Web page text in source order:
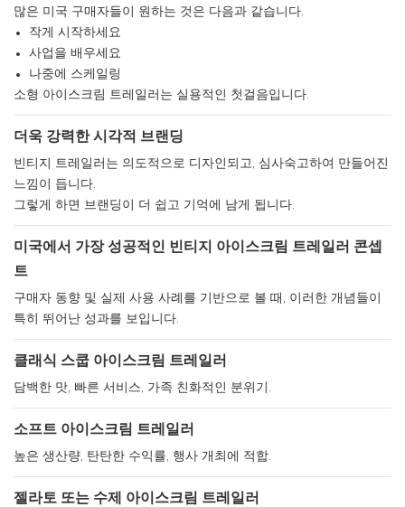
많은 미국 구매자들이 원하는 것은 다음과 같습니다.
작게 시작하세요
사업을 배우세요
나중에 스케일링
소형 아이스크림 트레일러는 실용적인 첫걸음입니다.
더욱 강력한 시각적 브랜딩
빈티지 트레일러는 의도적으로 디자인되고, 심사숙고하여 만들어진
느낌이 듭니다.
그렇게 하면 브랜딩이 더 쉽고 기억에 남게 됩니다.
미국에서 가장 성공적인 빈티지 아이스크림 트레일러 콘셉
트
구매자 동향 및 실제 사용 사례를 기반으로 볼 때, 이러한 개념들이
특히 뛰어난 성과를 보입니다.
클래식 스쿱 아이스크림 트레일러
담백한 맛, 빠른 서비스, 가족 친화적인 분위기.
소프트 아이스크림 트레일러
높은 생산량, 탄탄한 수익률, 행사 개최에 적합.
젤라토 또는 수제 아이스크림 트레일러